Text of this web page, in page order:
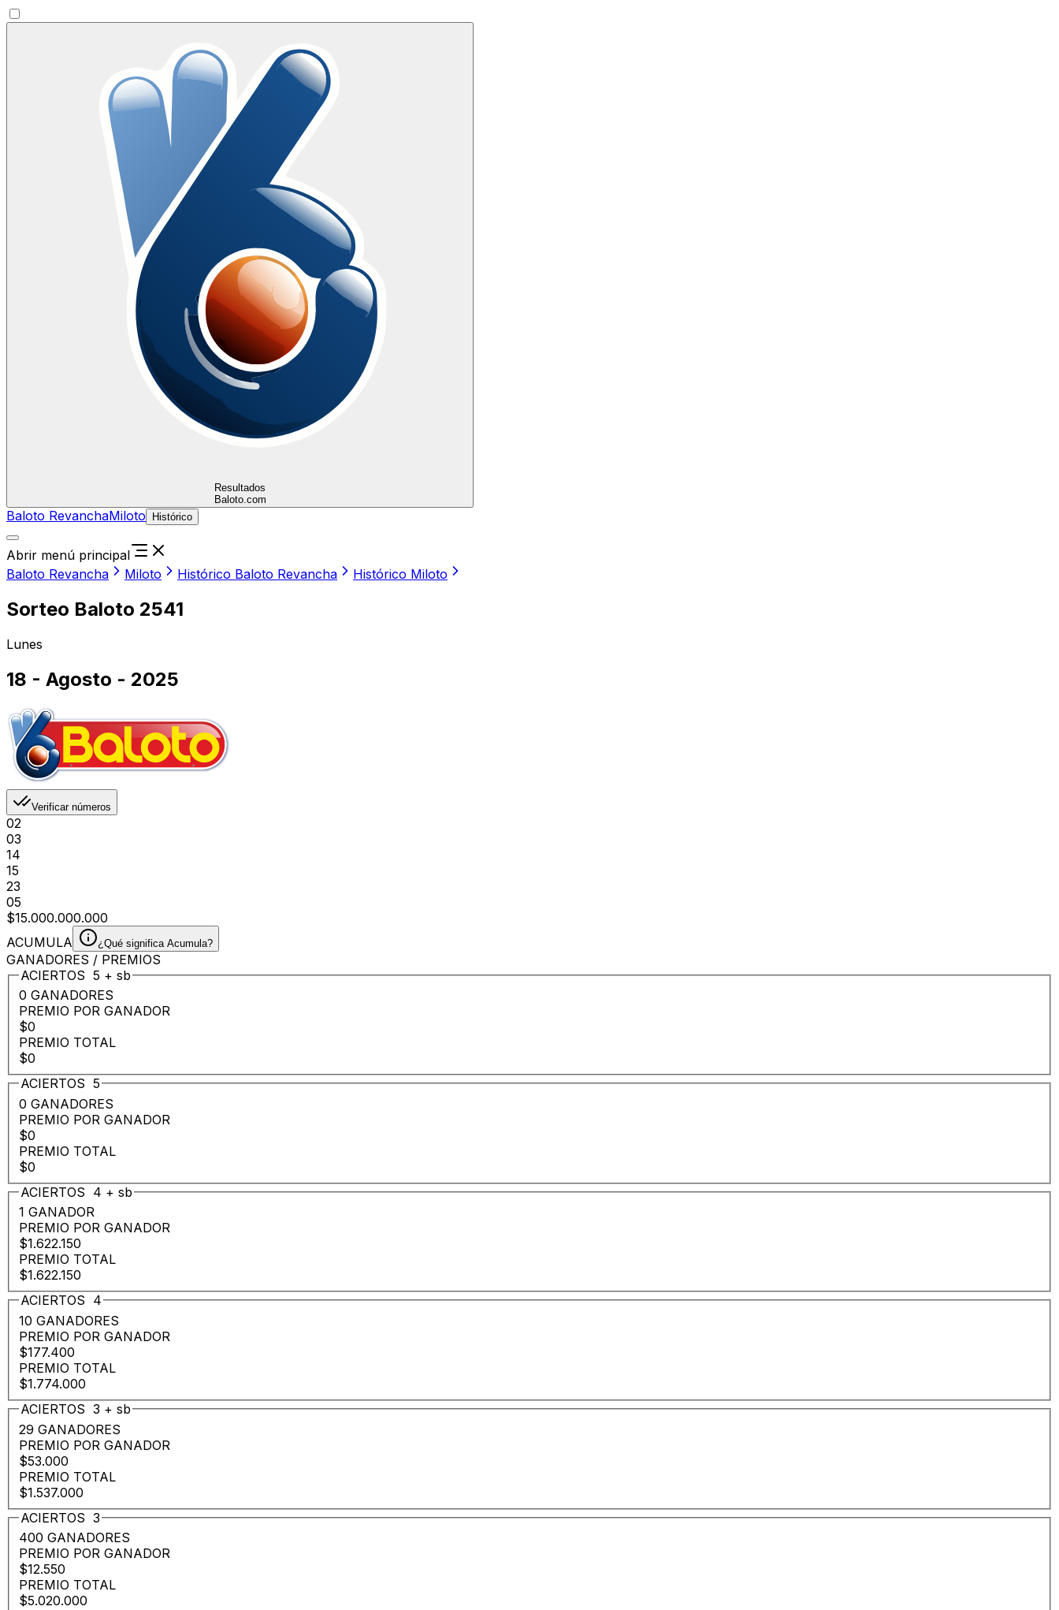
Resultados
Baloto.com
Baloto RevanchaMiloto Histórico
Abrir menú principal
Baloto Revancha
Miloto Histórico Baloto Revancha Histórico Miloto
Sorteo Baloto 2541
Lunes
18 - Agosto - 2025
Verificar números
02
03
14
15
23
05
$15.000.000.000
ACUMULA
¿Qué significa Acumula?
GANADORES / PREMIOS
ACIERTOS 5 + sb
0 GANADORES
PREMIO POR GANADOR
$0
PREMIO TOTAL
$0
ACIERTOS 5
0 GANADORES
PREMIO POR GANADOR
$0
PREMIO TOTAL
$0
ACIERTOS 4 + sb
1 GANADOR
PREMIO POR GANADOR
$1.622.150
PREMIO TOTAL
$1.622.150
ACIERTOS 4
10 GANADORES
PREMIO POR GANADOR
$177.400
PREMIO TOTAL
$1.774.000
ACIERTOS 3 + sb
29 GANADORES
PREMIO POR GANADOR
$53.000
PREMIO TOTAL
$1.537.000
ACIERTOS 3
400 GANADORES
PREMIO POR GANADOR
$12.550
PREMIO TOTAL
$5.020.000